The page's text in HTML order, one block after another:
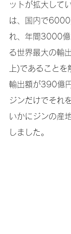
ットが拡大して
は、国内で6000
れ、年間3000億
る世界最大の輸
上)であること
輸出額が390億
ジンだけでそれ
いかにジンの産
しました。